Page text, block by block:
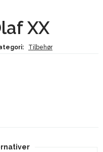
XX
Tilbehør